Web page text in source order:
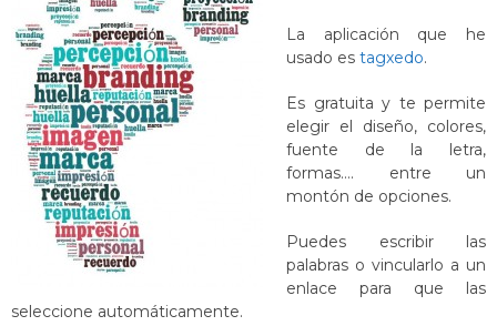
La aplicación que he
usado es tagxedo.
Es gratuita y te permite
elegir el diseño, colores,
fuente de la letra,
formas…. entre un
montón de opciones.
Puedes escribir las
palabras o vincularlo a un
enlace para que las
seleccione automáticamente.